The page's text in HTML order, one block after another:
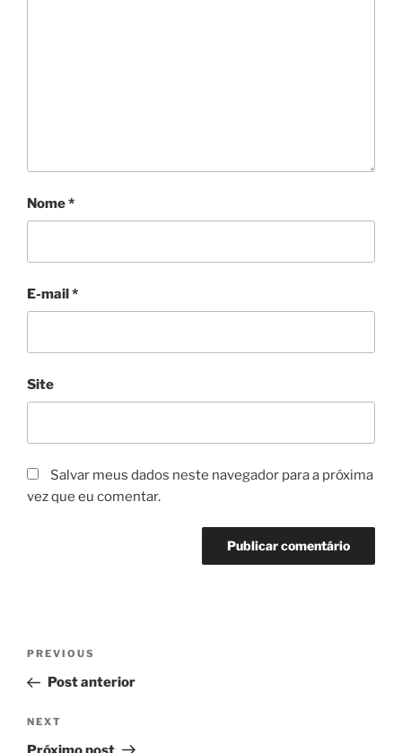
Nome*
E-mail*
Site
Salvar meus dados neste navegador para a próxima
vez que eu comentar.
Navegação
Post
Previous
Post
PREVIOUS
Post anterior
Next
Post
NEXT